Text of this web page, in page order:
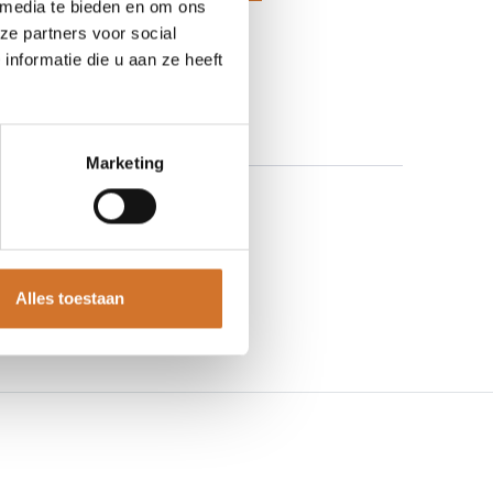
te bieden en om ons
partners voor social
die u aan ze heeft
Marketing
Alles toestaan
aan verlanglijst